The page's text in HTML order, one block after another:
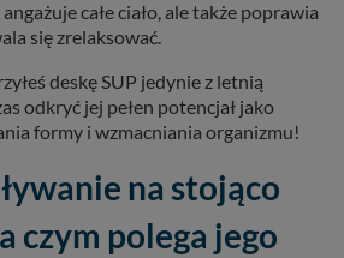
całe ciało, ale także poprawia
się zrelaksować.
deskę SUP jedynie z letnią
odkryć jej pełen potencjał jako
formy i wzmacniania organizmu!
na stojąco
czym polega jego